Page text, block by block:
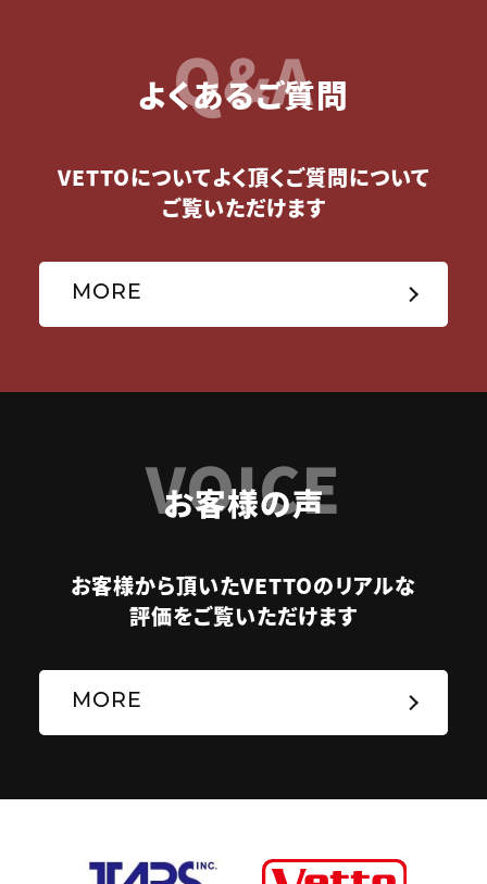
Q&A
よくあるご質問
VETTOについてよく頂くご質問について
ご覧いただけます
MORE
VOICE
お客様の声
お客様から頂いたVETTOのリアルな
評価をご覧いただけます
MORE